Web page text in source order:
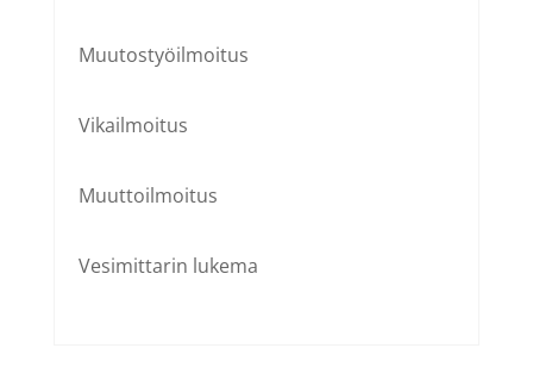
Muutostyöilmoitus
Vikailmoitus
Muuttoilmoitus
Vesimittarin lukema